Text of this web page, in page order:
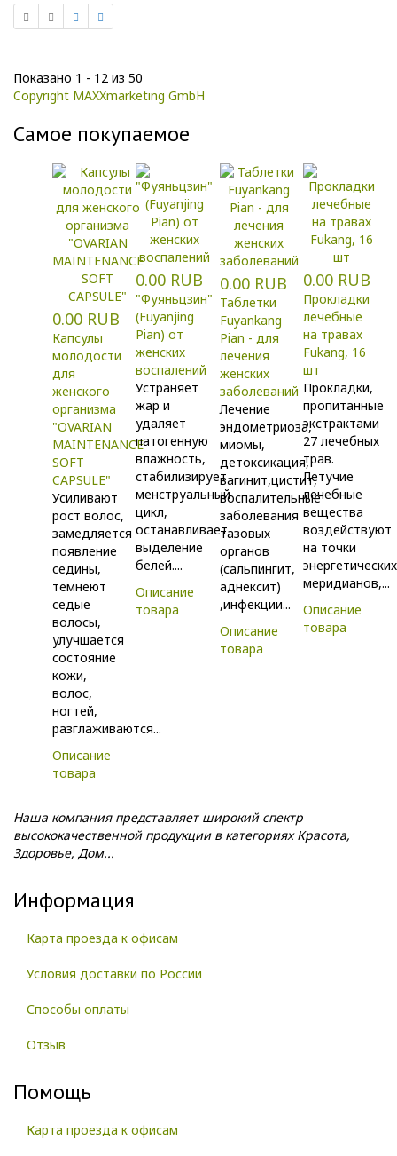
Показано 1 - 12 из 50
Copyright MAXXmarketing GmbH
Самое покупаемое
0.00 RUB
Капсулы
молодости
для
женского
организма
"OVARIAN
MAINTENANCE
SOFT
CAPSULE"
Усиливают
рост волос,
замедляется
появление
седины,
темнеют
седые
волосы,
улучшается
состояние
кожи,
волос,
ногтей,
разглаживаются...
Описание
товара
0.00 RUB
"Фуяньцзин"
(Fuyanjing
Pian) от
женских
воспалений
Устраняет
жар и
удаляет
патогенную
влажность,
стабилизирует
менструальный
цикл,
останавливает
выделение
белей....
Описание
товара
0.00 RUB
Таблетки
Fuyankang
Pian - для
лечения
женских
заболеваний
Лечение
эндометриоза,
миомы,
детоксикация,
вагинит,цистит,
воспалительные
заболевания
тазовых
органов
(сальпингит,
аднексит)
,инфекции...
Описание
товара
0.00 RUB
Прокладки
лечебные
на травах
Fukang, 16
шт
Прокладки,
пропитанные
экстрактами
27 лечебных
трав.
Летучие
лечебные
вещества
воздействуют
на точки
энергетических
меридианов,...
Описание
товара
Наша компания представляет широкий спектр
высококачественной продукции в категориях Красота,
Здоровье, Дом...
Информация
Карта проезда к офисам
Условия доставки по России
Способы оплаты
Отзыв
Помощь
Карта проезда к офисам